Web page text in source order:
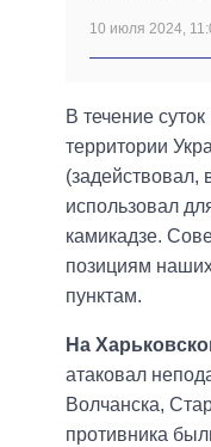
10 июля 2024,
В течение
территории
(задействовал,
использовал
камикадзе.
позициям
пунктам.
На
атаковал
Волчанска,
противника